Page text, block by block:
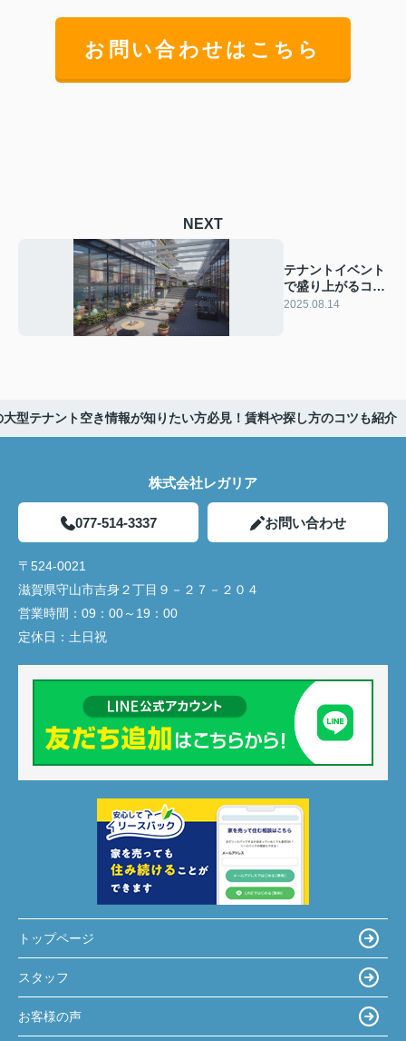
お問い合わせはこちら
NEXT
テナントイベント
で盛り上がるコツ
は？頻度やアイデ
2025.08.14
大型テナント空き情報が知りたい方必見！賃料や探し方のコツも紹介
株式会社レガリア
077-514-3337 お問い合わせ
〒524-0021
滋賀県守山市吉身２丁目９－２７－２０４
営業時間： 09：00～19：00
定休日： 土日祝
トップページ
スタッフ
お客様の声